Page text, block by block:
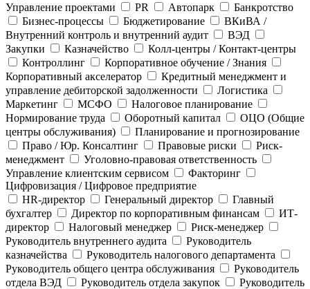
Управление проектами
PR Автопарк
Банкротство
Бизнес-процессы
Бюджетирование
ВКиВА /
Внутренний контроль и внутренний аудит
ВЭД
Закупки
Казначейство
Колл-центры / Контакт-центры
Контроллинг
Корпоративное обучение / Знания
Корпоративный акселератор
Кредитный менеджмент и
управление дебиторской задолженности
Логистика
Маркетинг
МСФО
Налоговое планирование
Нормирование труда
Оборотный капитал
ОЦО (Общие
центры обслуживания)
Планирование и прогнозирование
Право / Юр. Консалтинг
Правовые риски
Риск-
менеджмент
Уголовно-правовая ответственность
Управление клиентским сервисом
Факторинг
Цифровизация / Цифровое предприятие
HR-директор
Генеральный директор
Главный
бухгалтер
Директор по корпоративным финансам
ИТ-
директор
Налоговый менеджер
Риск-менеджер
Руководитель внутреннего аудита
Руководитель
казначейства
Руководитель налогового департамента
Руководитель общего центра обслуживания
Руководитель
отдела ВЭД
Руководитель отдела закупок
Руководитель